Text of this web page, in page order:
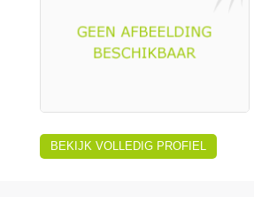
BEKIJK VOLLEDIG PROFIEL